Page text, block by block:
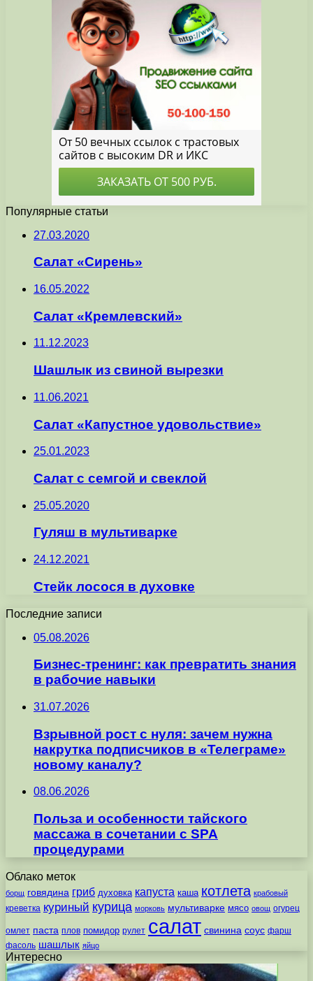
Популярные статьи
27.03.2020
Салат «Сирень»
16.05.2022
Салат «Кремлевский»
11.12.2023
Шашлык из свиной вырезки
11.06.2021
Салат «Капустное удовольствие»
25.01.2023
Салат с семгой и свеклой
25.05.2020
Гуляш в мультиварке
24.12.2021
Стейк лосося в духовке
Последние записи
05.08.2026
Бизнес-тренинг: как превратить знания
в рабочие навыки
31.07.2026
Взрывной рост с нуля: зачем нужна
накрутка подписчиков в «Телеграме»
новому каналу?
08.06.2026
Польза и особенности тайского
массажа в сочетании с SPA
процедурами
Облако меток
борщ говядина гриб духовка капуста каша котлета крабовый
креветка куриный курица морковь мультиварке мясо овощ огурец
омлет паста плов помидор рулет салат свинина соус фарш
фасоль шашлык яйцо
Интересно